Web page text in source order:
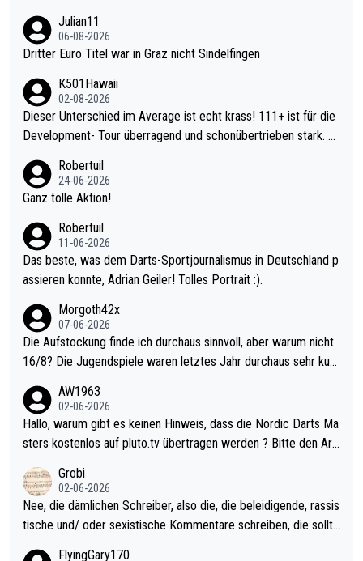
Julian11
06-08-2026
Dritter Euro Titel war in Graz nicht Sindelfingen
K501Hawaii
02-08-2026
Dieser Unterschied im Average ist echt krass! 111+ ist für die
Development- Tour überragend und schonübertrieben stark. U
mal 40+ erst recht. Da gewinnst keinen Blumentopf - ist ja noc
h krasser wie ein Pokalspiel eines Kreisligisten vs einem Bund
Robertuil
24-06-2026
Ganz tolle Aktion!
Robertuil
11-06-2026
Das beste, was dem Darts-Sportjournalismus in Deutschland p
assieren konnte, Adrian Geiler! Tolles Portrait :).
Morgoth42x
07-06-2026
Die Aufstockung finde ich durchaus sinnvoll, aber warum nicht
16/8? Die Jugendspiele waren letztes Jahr durchaus sehr kurz
Allerdings ist Mitchell Lawrie als Nummer 1 der Welt eh qualifi
ziert. Somit ändert die automatische Qualifikation des Weltmei
sters erstmal nichts. Ich denke sie wollen damit für nächstes J
ohl wenig WDF Turniere spielen. Dies war bei Archie Self letzt
es Jahr der Fall. Er musste als amtierender Weltmeister durch
den Qualifier und ich glaube kaum, dass Mitchel sich das (in Ve
gas) antun würde, wenn er doch eigentlich die PDC-WM als Zi
el hat.
AW1963
02-06-2026
Hallo, warum gibt es keinen Hinweis, dass die Nordic Darts Ma
sters kostenlos auf pluto.tv übertragen werden ? Bitte den Arti
Grobi
02-06-2026
Nee, die dämlichen Schreiber, also die, die beleidigende, rassis
tische und/ oder sexistische Kommentare schreiben, die sollte
FlyingGary170